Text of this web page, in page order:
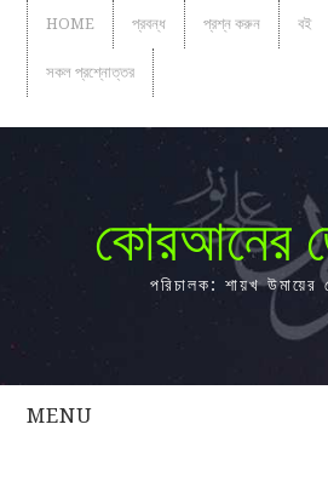
HOME প্রবন্ধ প্রশ্ন করুন বই
সকল প্রশ্নোত্তর
কোরআনের
পরিচালক: শায়খ উমায়ের
MENU
সকল